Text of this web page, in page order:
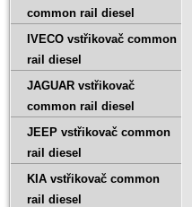
common rail diesel
IVECO vstřikovač common
rail diesel
JAGUAR vstřikovač
common rail diesel
JEEP vstřikovač common
rail diesel
KIA vstřikovač common
rail diesel